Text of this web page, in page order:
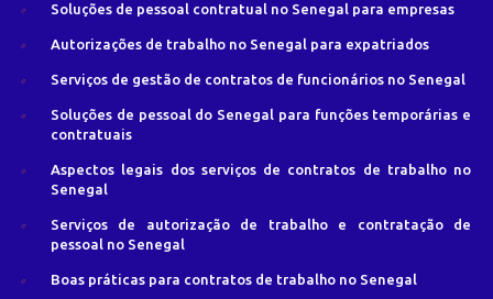
Soluções de pessoal contratual no Senegal para empresas
Autorizações de trabalho no Senegal para expatriados
Serviços de gestão de contratos de funcionários no Senegal
Soluções de pessoal do Senegal para funções temporárias e
contratuais
Aspectos legais dos serviços de contratos de trabalho no
Senegal
Serviços de autorização de trabalho e contratação de
pessoal no Senegal
Boas práticas para contratos de trabalho no Senegal